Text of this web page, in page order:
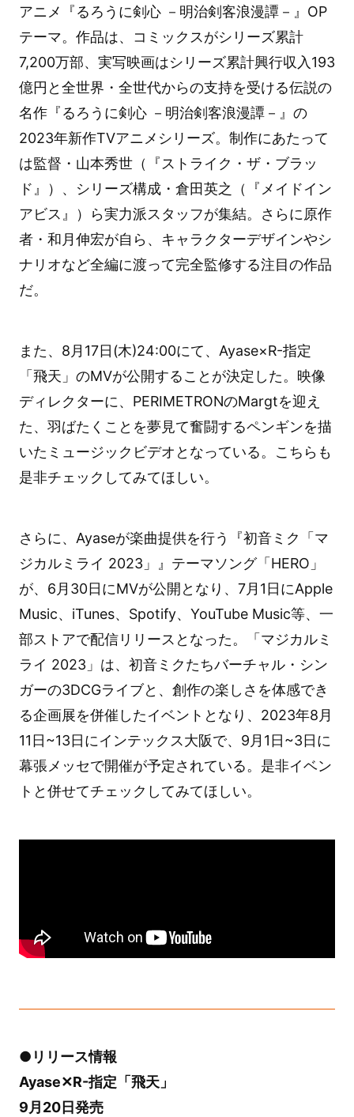
アニメ『るろうに剣心 －明治剣客浪漫譚－』OP
テーマ。作品は、コミックスがシリーズ累計
7,200万部、実写映画はシリーズ累計興行収入193
億円と全世界・全世代からの支持を受ける伝説の
名作『るろうに剣心 －明治剣客浪漫譚－』の
2023年新作TVアニメシリーズ。制作にあたって
は監督・山本秀世（『ストライク・ザ・ブラッ
ド』）、シリーズ構成・倉田英之（『メイドイン
アビス』）ら実力派スタッフが集結。さらに原作
者・和月伸宏が自ら、キャラクターデザインやシ
ナリオなど全編に渡って完全監修する注目の作品
だ。
また、8月17日(木)24:00にて、Ayase×R-指定
「飛天」のMVが公開することが決定した。映像
ディレクターに、PERIMETRONのMargtを迎え
た、羽ばたくことを夢見て奮闘するペンギンを描
いたミュージックビデオとなっている。こちらも
是非チェックしてみてほしい。
さらに、Ayaseが楽曲提供を行う『初音ミク「マ
ジカルミライ 2023」』テーマソング「HERO」
が、6月30日にMVが公開となり、7月1日にApple
Music、iTunes、Spotify、YouTube Music等、一
部ストアで配信リリースとなった。「マジカルミ
ライ 2023」は、初音ミクたちバーチャル・シン
ガーの3DCGライブと、創作の楽しさを体感でき
る企画展を併催したイベントとなり、2023年8月
11日~13日にインテックス大阪で、9月1日~3日に
幕張メッセで開催が予定されている。是非イベン
トと併せてチェックしてみてほしい。
●リリース情報
Ayase✕R-指定「飛天」
9月20日発売